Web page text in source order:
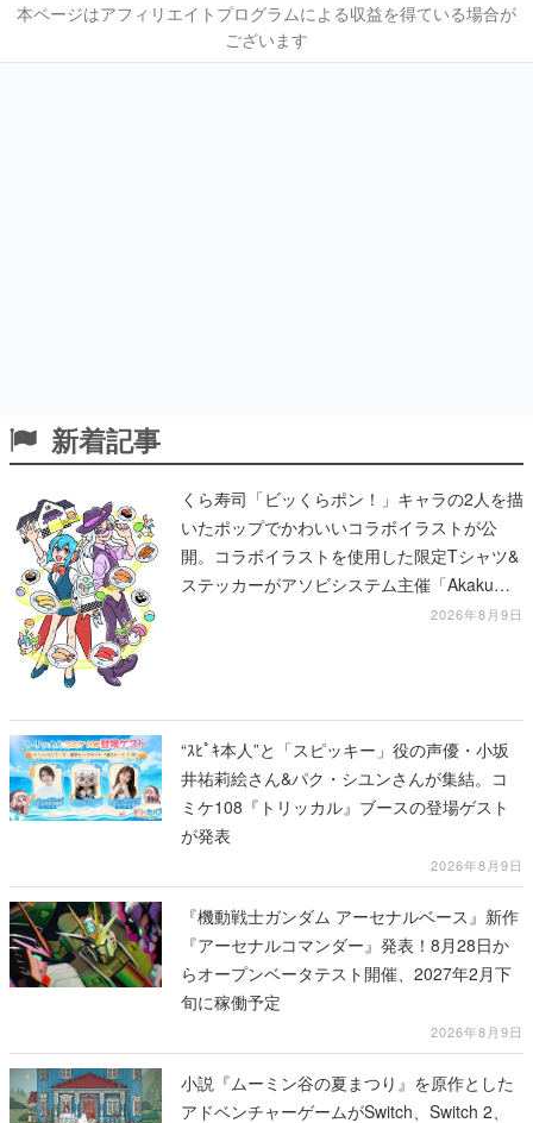
本ページはアフィリエイトプログラムによる収益を得ている場合が
ございます
新着記事
くら寿司「ビッくらポン！」キャラの2人を描
いたポップでかわいいコラボイラストが公
開。コラボイラストを使用した限定Tシャツ&
ステッカーがアソビシステム主催「Akaku
2026年8月9日
“ｽﾋﾟｷ本人”と「スピッキー」役の声優・小坂
井祐莉絵さん&パク・シユンさんが集結。コ
ミケ108『トリッカル』ブースの登場ゲスト
が発表
2026年8月9日
『機動戦士ガンダム アーセナルベース』新作
『アーセナルコマンダー』発表！8月28日か
らオープンベータテスト開催、2027年2月下
旬に稼働予定
2026年8月9日
小説『ムーミン谷の夏まつり』を原作とした
アドベンチャーゲームがSwitch、Switch 2、